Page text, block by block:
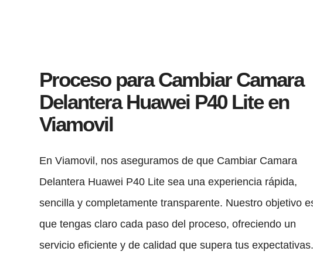
Proceso para Cambiar Camara
Delantera Huawei P40 Lite en
Viamovil
En Viamovil, nos aseguramos de que Cambiar Camara
Delantera Huawei P40 Lite sea una experiencia rápida,
sencilla y completamente transparente. Nuestro objetivo
que tengas claro cada paso del proceso, ofreciendo un
servicio eficiente y de calidad que supera tus expectativas.